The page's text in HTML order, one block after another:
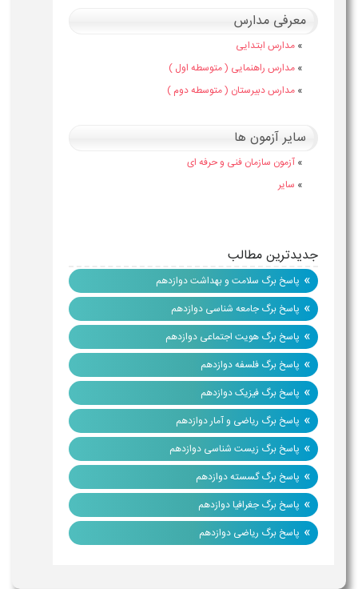
معرفی مدارس
» مدارس ابتدایی
» مدارس راهنمایی ( متوسطه اول )
» مدارس دبیرستان ( متوسطه دوم )
سایر آزمون ها
» آزمون سازمان فنی و حرفه ای
» سایر
جدیدترین مطالب
» پاسخ برگ سلامت و بهداشت دوازدهم
» پاسخ برگ جامعه شناسی دوازدهم
» پاسخ برگ هویت اجتماعی دوازدهم
» پاسخ برگ فلسفه دوازدهم
» پاسخ برگ فیزیک دوازدهم
» پاسخ برگ ریاضی و آمار دوازدهم
» پاسخ برگ زیست شناسی دوازدهم
» پاسخ برگ گسسته دوازدهم
» پاسخ برگ جغرافیا دوازدهم
» پاسخ برگ ریاضی دوازدهم